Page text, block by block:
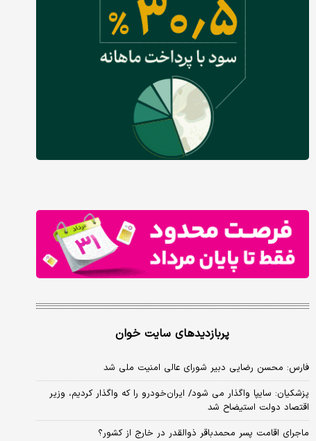
پربازدیدهای سایت خوان
فارس: محسن رضایی دبیر شورای عالی امنیت ملی شد
پزشکیان: سایپا واگذار می شود/ ایران‌خودرو را که واگذار کردیم، وزیر
اقتصاد دولت استیضاح شد
ماجرای اقامت پسر محمدباقر ذوالقدر در خارج از کشور؟